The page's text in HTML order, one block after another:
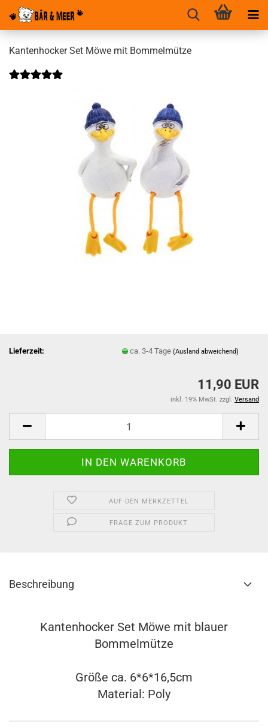
Kantenhocker Set Möwe mit Bommelmütze
Lieferzeit: ca. 3-4 Tage(Ausland abweichend)
11,90 EUR
inkl. 19% MwSt. zzgl. Versand
AUF DEN MERKZETTEL
FRAGE ZUM PRODUKT
Beschreibung
Kantenhocker Set Möwe mit blauer
Bommelmütze
Größe ca. 6*6*16,5cm
Material: Poly